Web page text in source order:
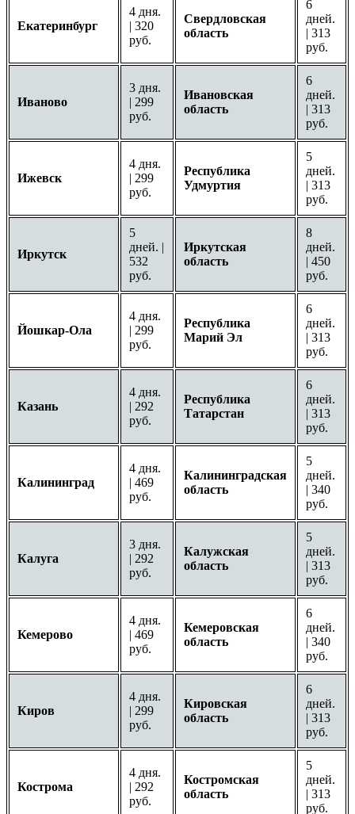
Екатеринбург
4 дня.
| 320
руб.
Свердловская
область
6
дней.
| 313
руб.
Иваново
3 дня.
| 299
руб.
Ивановская
область
6
дней.
| 313
руб.
Ижевск
4 дня.
| 299
руб.
Республика
Удмуртия
5
дней.
| 313
руб.
Иркутск
5
дней. |
532
руб.
Иркутская
область
8
дней.
| 450
руб.
Йошкар-Ола
4 дня.
| 299
руб.
Республика
Марий Эл
6
дней.
| 313
руб.
Казань
4 дня.
| 292
руб.
Республика
Татарстан
6
дней.
| 313
руб.
Калининград
4 дня.
| 469
руб.
Калининградская
область
5
дней.
| 340
руб.
Калуга
3 дня.
| 292
руб.
Калужская
область
5
дней.
| 313
руб.
Кемерово
4 дня.
| 469
руб.
Кемеровская
область
6
дней.
| 340
руб.
Киров
4 дня.
| 299
руб.
Кировская
область
6
дней.
| 313
руб.
Кострома
4 дня.
| 292
руб.
Костромская
область
5
дней.
| 313
руб.